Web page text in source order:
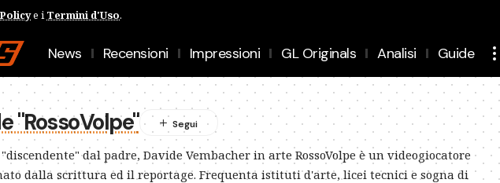
e i Termini d'Uso.
News Recensioni Impressioni GL Originals Analisi Guide
"RossoVolpe"
dal padre, Davide Vembacher in arte RossoVolpe è un videogiocatore
dalla scrittura ed il reportage. Frequenta istituti d'arte, licei tecnici e sogna di